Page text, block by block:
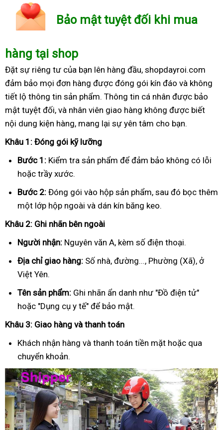
Bảo mật tuyệt đối khi mua
hàng tại shop
Đặt sự riêng tư của bạn lên hàng đầu, shopdayroi.com
đảm bảo mọi đơn hàng được đóng gói kín đáo và không
tiết lộ thông tin sản phẩm. Thông tin cá nhân được bảo
mật tuyệt đối, và nhân viên giao hàng không được biết
nội dung kiện hàng, mang lại sự yên tâm cho bạn.
Khâu 1: Đóng gói kỹ lưỡng
Bước 1: Kiểm tra sản phẩm để đảm bảo không có lỗi
hoặc trầy xước.
Bước 2: Đóng gói vào hộp sản phẩm, sau đó bọc thêm
một lớp hộp ngoài và dán kín băng keo.
Khâu 2: Ghi nhãn bên ngoài
Người nhận: Nguyên văn A, kèm số điện thoại.
Địa chỉ giao hàng: Số nhà, đường..., Phường (Xã), ở
Việt Yên.
Tên sản phẩm: Ghi nhãn ẩn danh như "Đồ điện tử"
hoặc "Dụng cụ y tế" để bảo mật.
Khâu 3: Giao hàng và thanh toán
Khách nhận hàng và thanh toán tiền mặt hoặc qua
chuyển khoản.